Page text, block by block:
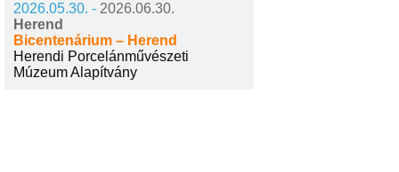
2026.05.30. - 2026.06.30.
Herend
Bicentenárium – Herend
Herendi Porcelánművészeti
Múzeum Alapítvány